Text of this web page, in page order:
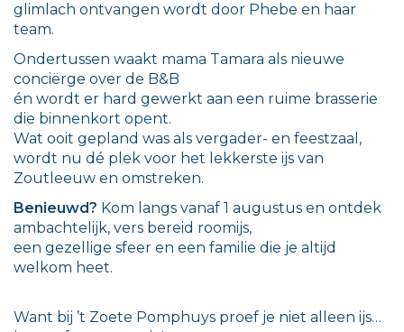
glimlach ontvangen wordt door Phebe en haar
team.
Ondertussen waakt mama Tamara als nieuwe
conciërge over de B&B
én wordt er hard gewerkt aan een ruime brasserie
die binnenkort opent.
Wat ooit gepland was als vergader- en feestzaal,
wordt nu dé plek voor het lekkerste ijs van
Zoutleeuw en omstreken.
Benieuwd? Kom langs vanaf 1 augustus en ontdek
ambachtelijk, vers bereid roomijs,
een gezellige sfeer en een familie die je altijd
welkom heet.
Want bij ’t Zoete Pomphuys proef je niet alleen ijs…